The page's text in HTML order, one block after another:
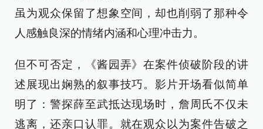
虽为观众保留了想象空间，却也削弱了那种令
人感触良深的情绪内涵和心理冲击力。
但不可否定，《酱园弄》在案件侦破阶段的讲
述展现出娴熟的叙事技巧。影片开场看似简单
明了：警探薛至武抵达现场时，詹周氏不仅未
逃离，还亲口认罪。就在观众以为案件告破之